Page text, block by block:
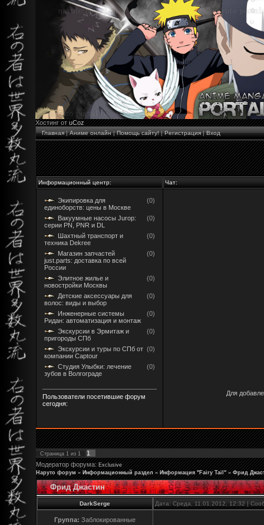
Хостинг отuCoz
Главная|Аниме онлайн|Помощь сайту!|Регистрация|Вход
Информационный центр: Чат:
Экипировка для
единоборств: цены в Москве
(0)
Вакуумные насосы Jurop:
серии PN, PNR и DL
(0)
Шахтный транспорт и
техника Dekree
(0)
Магазин запчастей
just.parts: доставка по всей
России
(0)
Элитное жилье и
новостройки Москвы
(0)
Детские аксессуары для
волос: виды и выбор
(0)
Инженерные системы
Ридан: автоматизация и монтаж
(0)
Экскурсии в Эрмитаж и
пригороды СПб
(0)
Экскурсии и туры по СПб от
компании Captour
(0)
Студия Улыбки: лечение
зубов в Волгограде
(0)
Пользователи посетившие форум
сегодня:
Для
Страница 1 из 1
1
Модератор форума:Exclusive
Наруто форум » Информационный раздел » Информация "Fairy Tail" » Фрид
Фрид Джастин
DarkSerge Дата: Среда, 11.01.2012, 12:32 |
Группа: Заблокированные